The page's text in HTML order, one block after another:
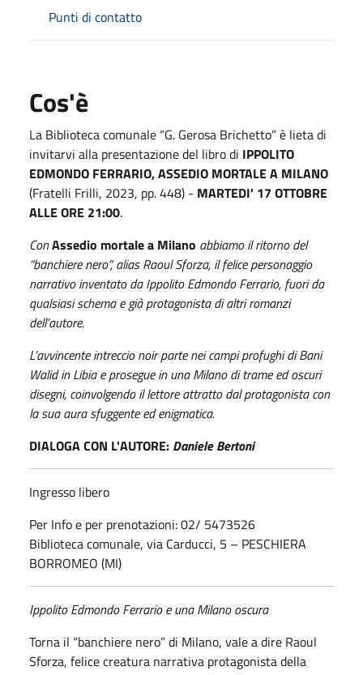
Punti di contatto
Cos'è
La Biblioteca comunale “G. Gerosa Brichetto” è lieta di
invitarvi alla presentazione del libro di IPPOLITO
EDMONDO FERRARIO, ASSEDIO MORTALE A MILANO
(Fratelli Frilli, 2023, pp. 448) - MARTEDI' 17 OTTOBRE
ALLE ORE 21:00.
ConAssedio mortale a Milano abbiamo il ritorno del
“banchiere nero”, alias Raoul Sforza, il felice personaggio
narrativo inventato da Ippolito Edmondo Ferrario, fuori da
qualsiasi schema e già protagonista di altri romanzi
dell’autore.
L’avvincente intreccio noir parte nei campi profughi di Bani
Walid in Libia e prosegue in una Milano di trame ed oscuri
disegni, coinvolgendo il lettore attratto dal protagonista con
la sua aura sfuggente ed enigmatica.
DIALOGA CON L'AUTORE: Daniele Bertoni
Ingresso libero
Per Info e per prenotazioni: 02/ 5473526
Biblioteca comunale, via Carducci, 5 – PESCHIERA
BORROMEO (MI)
Ippolito Edmondo Ferrario e una Milano oscura
Torna il “banchiere nero” di Milano, vale a dire Raoul
Sforza, felice creatura narrativa protagonista della